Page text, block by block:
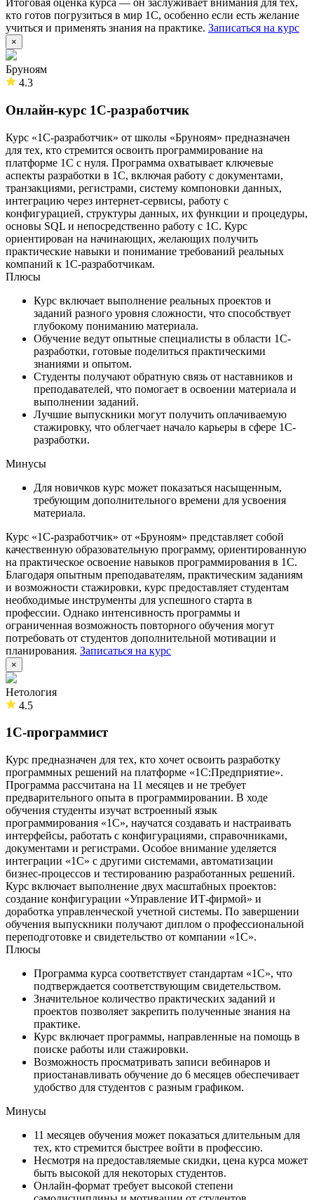
Итоговая оценка курса — он заслуживает внимания для тех,
кто готов погрузиться в мир 1С, особенно если есть желание
учиться и применять знания на практике. Записаться на курс
×
Бруноям
4.3
Онлайн-курс 1С-разработчик
Курс «1С-разработчик» от школы «Бруноям» предназначен
для тех, кто стремится освоить программирование на
платформе 1С с нуля. Программа охватывает ключевые
аспекты разработки в 1С, включая работу с документами,
транзакциями, регистрами, систему компоновки данных,
интеграцию через интернет-сервисы, работу с
конфигурацией, структуры данных, их функции и процедуры,
основы SQL и непосредственно работу с 1С. Курс
ориентирован на начинающих, желающих получить
практические навыки и понимание требований реальных
компаний к 1С-разработчикам.
Плюсы
Курс включает выполнение реальных проектов и
заданий разного уровня сложности, что способствует
глубокому пониманию материала.
Обучение ведут опытные специалисты в области 1С-
разработки, готовые поделиться практическими
знаниями и опытом.
Студенты получают обратную связь от наставников и
преподавателей, что помогает в освоении материала и
выполнении заданий.
Лучшие выпускники могут получить оплачиваемую
стажировку, что облегчает начало карьеры в сфере 1С-
разработки.
Минусы
Для новичков курс может показаться насыщенным,
требующим дополнительного времени для усвоения
материала.
Курс «1С-разработчик» от «Бруноям» представляет собой
качественную образовательную программу, ориентированную
на практическое освоение навыков программирования в 1С.
Благодаря опытным преподавателям, практическим заданиям
и возможности стажировки, курс предоставляет студентам
необходимые инструменты для успешного старта в
профессии. Однако интенсивность программы и
ограниченная возможность повторного обучения могут
потребовать от студентов дополнительной мотивации и
планирования. Записаться на курс
×
Нетология
4.5
1С-программист
Курс предназначен для тех, кто хочет освоить разработку
программных решений на платформе «1С:Предприятие».
Программа рассчитана на 11 месяцев и не требует
предварительного опыта в программировании. В ходе
обучения студенты изучат встроенный язык
программирования «1С», научатся создавать и настраивать
интерфейсы, работать с конфигурациями, справочниками,
документами и регистрами. Особое внимание уделяется
интеграции «1С» с другими системами, автоматизации
бизнес-процессов и тестированию разработанных решений.
Курс включает выполнение двух масштабных проектов:
создание конфигурации «Управление ИТ-фирмой» и
доработка управленческой учетной системы. По завершении
обучения выпускники получают диплом о профессиональной
переподготовке и свидетельство от компании «1С».
Плюсы
Программа курса соответствует стандартам «1С», что
подтверждается соответствующим свидетельством.
Значительное количество практических заданий и
проектов позволяет закрепить полученные знания на
практике.
Курс включает программы, направленные на помощь в
поиске работы или стажировки.
Возможность просматривать записи вебинаров и
приостанавливать обучение до 6 месяцев обеспечивает
удобство для студентов с разным графиком.
Минусы
11 месяцев обучения может показаться длительным для
тех, кто стремится быстрее войти в профессию.
Несмотря на предоставляемые скидки, цена курса может
быть высокой для некоторых студентов.
Онлайн-формат требует высокой степени